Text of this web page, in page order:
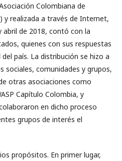
Colombiana de
y realizada a través de Internet,
de 2018, contó con la
quienes con sus respuestas
país. La distribución se hizo a
sociales, comunidades y grupos,
otras asociaciones como
Capítulo Colombia, y
en dicho proceso
grupos de interés el
propósitos. En primer lugar,